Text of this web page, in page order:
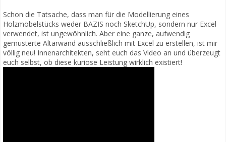
Schon die Tatsache, dass man für die Modellierung eines
Holzmöbelstücks weder BAZIS noch SketchUp, sondern nur Excel
verwendet, ist ungewöhnlich. Aber eine ganze, aufwendig
gemusterte Altarwand ausschließlich mit Excel zu erstellen, ist mir
völlig neu! Innenarchitekten, seht euch das Video an und überzeugt
euch selbst, ob diese kuriose Leistung wirklich existiert!